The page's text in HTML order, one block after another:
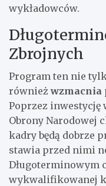
wykładowców.
Zbrojnych
Program ten nie
równieżwzmacnia
Poprzez inwestycję
Obrony Narodowej
kadry będą dobrze
stawia przed nimi
Długoterminowym
wykwalifikowanej